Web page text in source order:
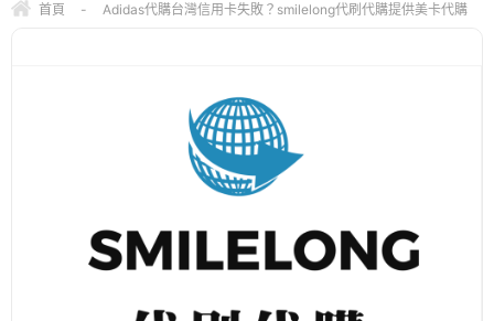
首頁 - Adidas代購台灣信用卡失敗？smilelong代刷代購提供美卡代購